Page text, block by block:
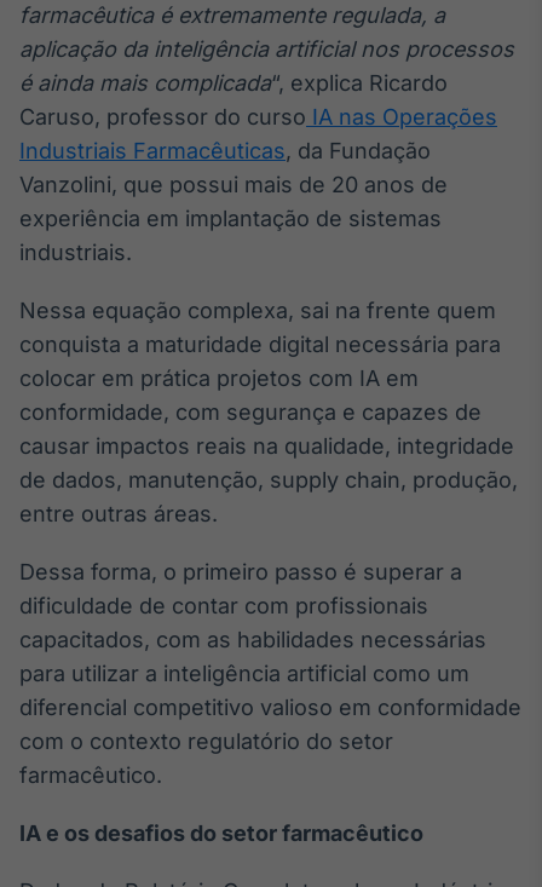
Broadcast
Radar
Monitoramento
inteligente de
notícias e
Broadcast
Fundos
de investimento
no Brasil
IA
Em breve
Gestão de
farmacêutica é extremamente regulada, a
aplicação da inteligência artificial nos processos
é ainda mais complicada“, explica Ricardo
Caruso, professor do curso IA nas Operações
Industriais Farmacêuticas, da Fundação
Vanzolini, que possui mais de 20 anos de
experiência em implantação de sistemas
industriais.
Nessa equação complexa, sai na frente quem
conquista a maturidade digital necessária para
colocar em prática projetos com IA em
conformidade, com segurança e capazes de
causar impactos reais na qualidade, integridade
de dados, manutenção, supply chain, produção,
entre outras áreas.
Dessa forma, o primeiro passo é superar a
dificuldade de contar com profissionais
capacitados, com as habilidades necessárias
para utilizar a inteligência artificial como um
diferencial competitivo valioso em conformidade
com o contexto regulatório do setor
farmacêutico.
IA e os desafios do setor farmacêutico